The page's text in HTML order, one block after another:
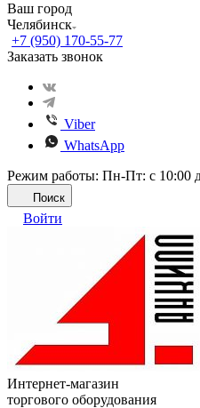
Ваш город
Челябинск
+7 (950) 170-55-77
Заказать звонок
Viber
WhatsApp
Режим работы: Пн-Пт: с 10:00
Поиск
Войти
Интернет-магазин
торгового оборудования